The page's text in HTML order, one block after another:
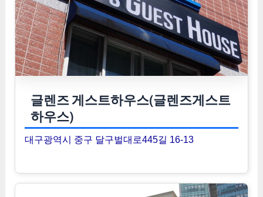
글렌즈 게스트하우스(글렌즈게스트
하우스)
대구광역시 중구 달구벌대로445길 16-13